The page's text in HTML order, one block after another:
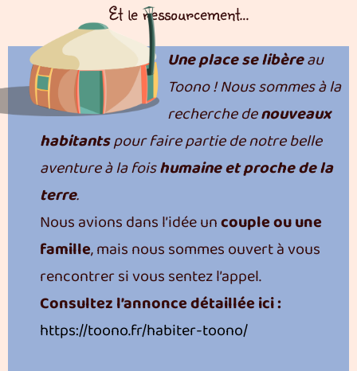
Et le ressourcement…
Une place se libèreau
Toono ! Nous sommes à la
recherche denouveaux
habitantspour faire partie de notre belle
aventure à la foishumaine et proche de la
terre.
Nous avions dans l’idée uncouple ou une
famille, mais nous sommes ouvert à vous
rencontrer si vous sentez l’appel.
Consultez l’annonce détaillée ici :
https://toono.fr/habiter-toono/